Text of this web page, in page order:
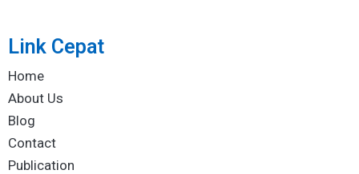
Link Cepat
Home
About Us
Blog
Contact
Publication